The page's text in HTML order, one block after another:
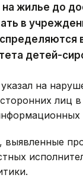
на жилье до
в
детей-
на
лиц